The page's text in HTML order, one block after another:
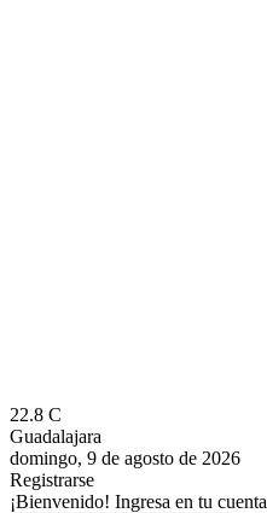
22.8 C
Guadalajara
domingo, 9 de agosto de 2026
Registrarse
¡Bienvenido! Ingresa en tu cuenta